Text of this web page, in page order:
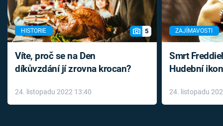
HISTORIE 5
Víte, proč se na Den
díkůvzdání jí zrovna krocan?
24. listopadu 2022 13:40
ZAJÍMAVOSTI
Smrt
Hudební
léky
24. listopadu